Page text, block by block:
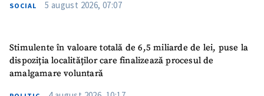
SOCIAL 5 august 2026, 07:07
Stimulente în valoare totală de 6,5 miliarde de lei, puse la
dispoziția localităților care finalizează procesul de
amalgamare voluntară